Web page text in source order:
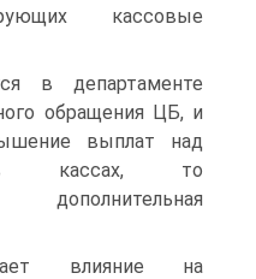
кассовые
в департаменте
обращения ЦБ, и
выплат над
в кассах, то
дополнительная
влияние на